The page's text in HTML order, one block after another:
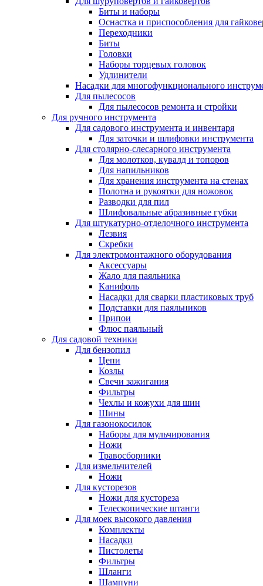
Биты и наборы
Оснастка и приспособления для
Переходники
Биты
Головки
Наборы торцевых головок
Удлинители
Насадки для многофункционального
Для пылесосов
Для пылесосов ремонта и стройки
Для ручного инструмента
Для садового инструмента и инвентаря
Для заточки и шлифовки инструмента
Для столярно-слесарного инструмента
Для молотков, кувалд и топоров
Для напильников
Для хранения инструмента на стенах
Полотна и рукоятки для ножовок
Разводки для пил
Шлифовальные абразивные губки
Для штукатурно-отделочного инструмента
Лезвия
Скребки
Для электромонтажного оборудования
Аксессуары
Жало для паяльника
Канифоль
Насадки для сварки пластиковых труб
Подставки для паяльников
Припои
Флюс паяльный
Для садовой техники
Для бензопил
Цепи
Козлы
Свечи зажигания
Фильтры
Чехлы и кожухи для шин
Шины
Для газонокосилок
Наборы для мульчирования
Ножи
Травосборники
Для измельчителей
Ножи
Для кусторезов
Ножи для кустореза
Телескопические штанги
Для моек высокого давления
Комплекты
Насадки
Пистолеты
Фильтры
Шланги
Шампуни